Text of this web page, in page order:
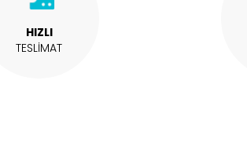
Bu ürüne benzer farklı alternatifler olmalı.
HIZLI
TESLİMAT